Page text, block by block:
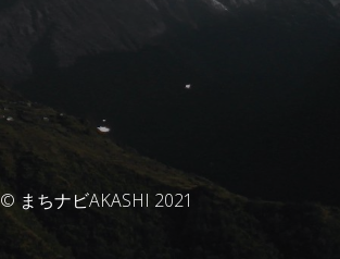
© まちナビAKASHI 2021